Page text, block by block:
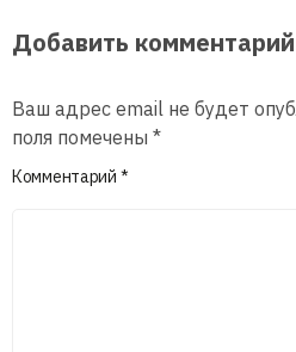
Добавить комментарий
Ваш адрес email не будет
поля помечены *
Комментарий *